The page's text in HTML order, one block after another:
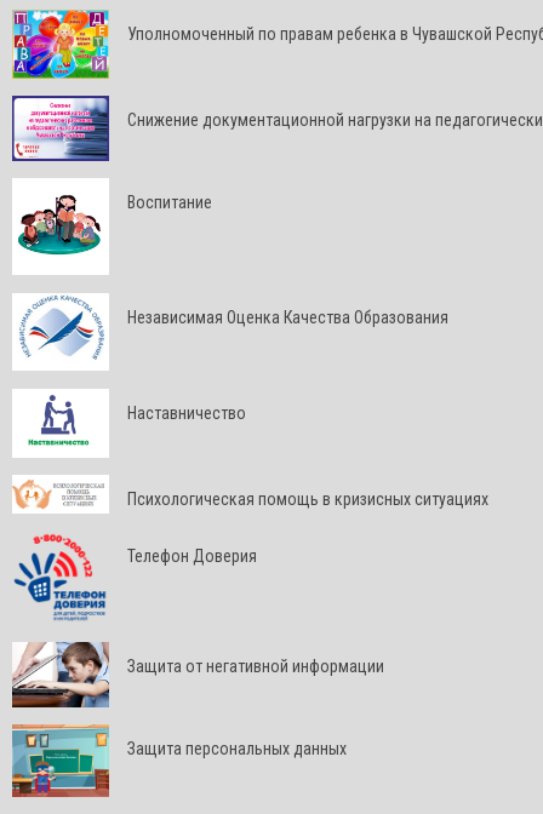
Уполномоченный по правам ребенка в Чувашской
Снижение документационной нагрузки на
Воспитание
Независимая Оценка Качества Образования
Наставничество
Психологическая помощь в кризисных ситуациях
Телефон Доверия
Защита от негативной информации
Защита персональных данных